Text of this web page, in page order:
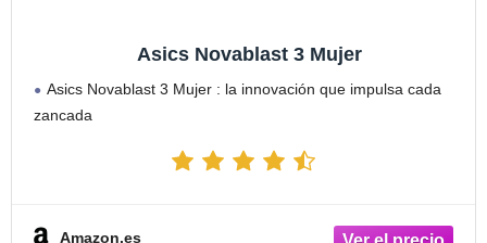
Asics Novablast 3 Mujer
Asics Novablast 3 Mujer : la innovación que impulsa cada
zancada
Amazon.es